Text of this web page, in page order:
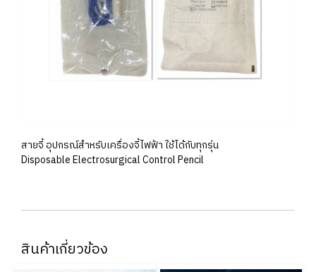
สายจี้ อุปกรณ์สำหรับเครื่องจี้ไฟฟ้า ใช้ได้กับทุกรุ่น
Disposable Electrosurgical Control Pencil
สินค้าเกี่ยวข้อง